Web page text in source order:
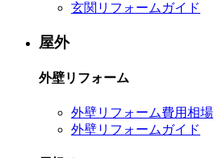
玄関リフォームガイド
屋外
外壁リフォーム
外壁リフォーム費用相場
外壁リフォームガイド